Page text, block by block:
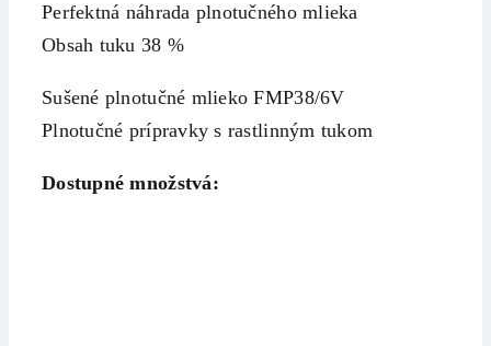
Perfektná náhrada plnotučného mlieka
Obsah tuku 38 %
Sušené plnotučné mlieko FMP38/6V
Plnotučné prípravky s rastlinným tukom
Dostupné množstvá: